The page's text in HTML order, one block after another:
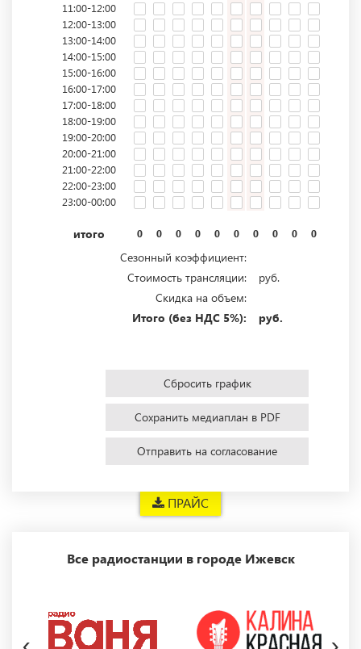
ПРАЙС
11:00-12:00
12:00-13:00
13:00-14:00
14:00-15:00
15:00-16:00
16:00-17:00
17:00-18:00
18:00-19:00
19:00-20:00
20:00-21:00
21:00-22:00
22:00-23:00
23:00-00:00
итого 0 0 0 0 0 0 0 0 0 0
Сезонный коэффициент:
Стоимость трансляции:
руб.
Скидка на объем:
Итого (без НДС 5%):
руб.
Сбросить график
Сохранить медиаплан в PDF
Отправить на согласование
Все радиостанции в городе Ижевск